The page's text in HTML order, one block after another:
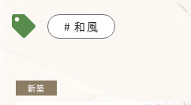
和風
新築